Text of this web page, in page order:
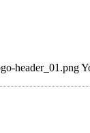
header_01.png